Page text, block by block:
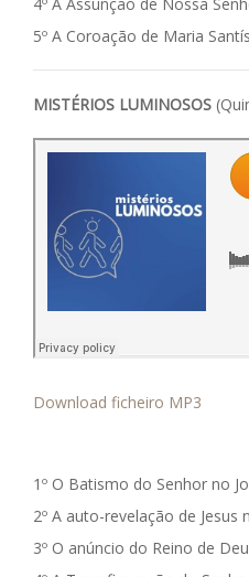
5º A Coroação de Maria
MISTÉRIOS LUMINOSOS
Download ficheiro MP3
1º O Batismo do Senhor no
2º A auto-revelação de Jesus
3º O anúncio do Reino de